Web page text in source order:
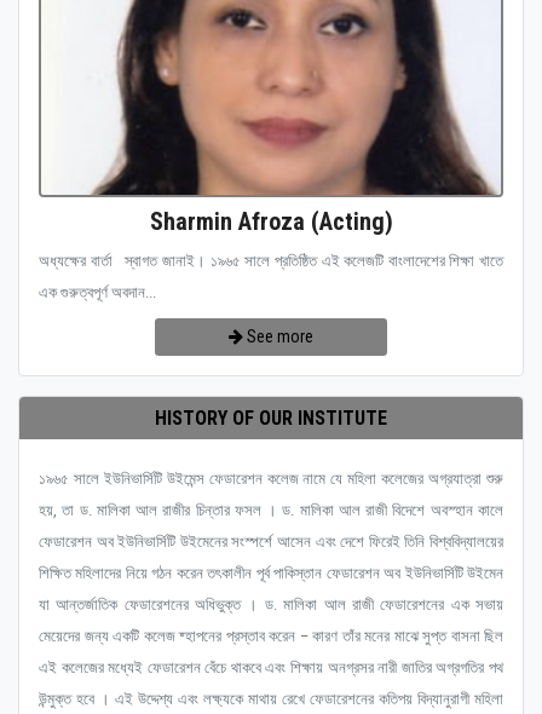
Sharmin Afroza (Acting)
অধ্যক্ষের বার্তা স্বাগত জানাই। ১৯৬৫ সালে প্রতিষ্ঠিত এই কলেজটি বাংলাদেশের শিক্ষা খাতে
এক গুরুত্বপূর্ণ অবদান...
See more
HISTORY OF OUR INSTITUTE
১৯৬৫ সালে ইউনিভার্সিটি উইমেন্স ফেডারেশন কলেজ নামে যে মহিলা কলেজের অগ্রযাত্রা শুরু
হয়, তা ড. মালিকা আল রাজীর চিন্তার ফসল । ড. মালিকা আল রাজী বিদেশে অবস্হান কালে
ফেডারেশন অব ইউনিভার্সিটি উইমেনের সংস্পর্শে আসেন এবং দেশে ফিরেই তিনি বিশ্ববিদ্যালয়ের
শিক্ষিত মহিলাদের নিয়ে গঠন করেন তৎকালীন পূর্ব পাকিস্তান ফেডারেশন অব ইউনিভার্সিটি উইমেন
যা আন্তর্জাতিক ফেডারেশনের অধিভুক্ত । ড. মালিকা আল রাজী ফেডারেশনের এক সভায়
মেয়েদের জন্য একটি কলেজ ষ্হাপনের প্রস্তাব করেন – কারণ তাঁর মনের মাঝে সুপ্ত বাসনা ছিল
এই কলেজের মধ্যেই ফেডারেশন বেঁচে থাকবে এবং শিক্ষায় অনগ্রসর নারী জাতির অগ্রগতির পথ
উন্মুক্ত হবে । এই উদ্দেশ্য এবং লক্ষ্যকে মাথায় রেখে ফেডারেশনের কতিপয় বিদ্যানুরাগী মহিলা